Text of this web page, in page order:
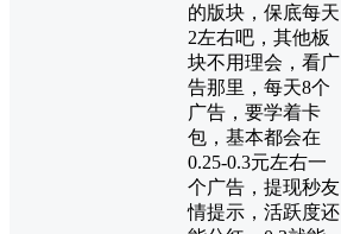
的版块，保底每天
2左右吧，其他板
块不用理会，看广
告那里，每天8个
广告，要学着卡
包，基本都会在
0.25-0.3元左右一
个广告，提现秒友
情提示，活跃度还